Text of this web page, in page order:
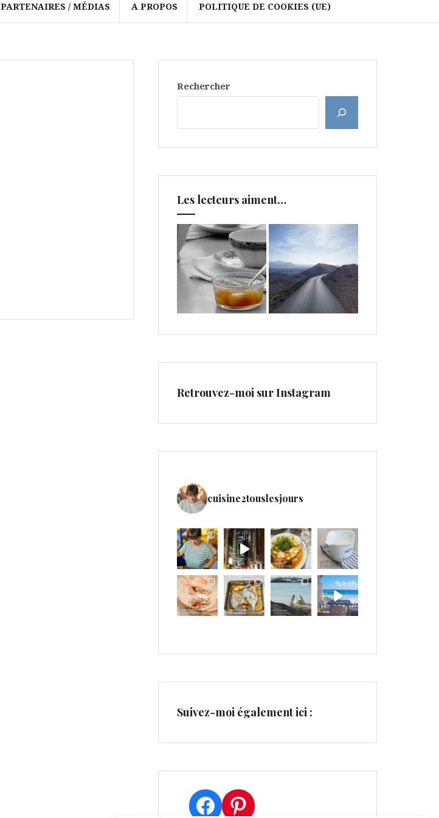
PARTENAIRES / MÉDIAS A PROPOS POLITIQUE DE COOKIES (UE)
Rechercher
Les lecteurs aiment…
Retrouvez-moi sur Instagram
cuisine2touslesjours
Suivez-moi également ici :
Facebook
Pinterest